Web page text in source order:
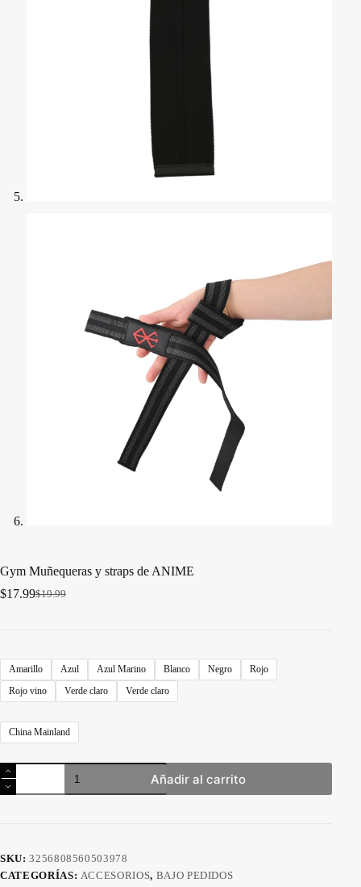
Gym Muñequeras y straps de ANIME
$19.99
El
$19.99.
$17.99El
$17.99.
Amarillo Azul Azul Marino Blanco Negro
Rojo
Rojo vino
Verde claro Verde claro
China Mainland
Gym
Muñequeras
y
Añadir al carrito
SKU:3256808560503978
CATEGORÍAS: ACCESORIOS, BAJO PEDIDOS